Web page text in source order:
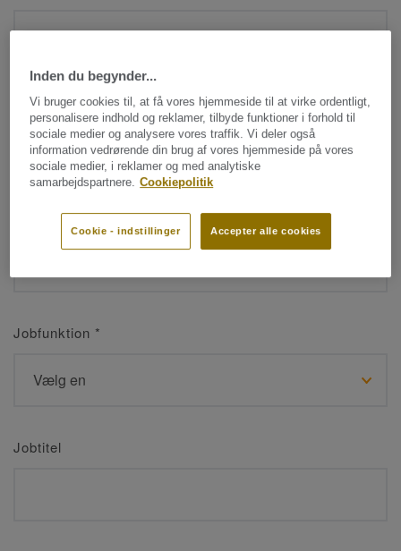
Navn*
Efternavn*
Jobfunktion *
Jobtitel
Inden du begynder...
Vi bruger cookies til, at få vores hjemmeside til at virke ordentligt,
personalisere indhold og reklamer, tilbyde funktioner i forhold til
sociale medier og analysere vores traffik. Vi deler også
information vedrørende din brug af vores hjemmeside på vores
sociale medier, i reklamer og med analytiske
samarbejdspartnere. Cookiepolitik
Accepter alle cookies
Cookie - indstillinger